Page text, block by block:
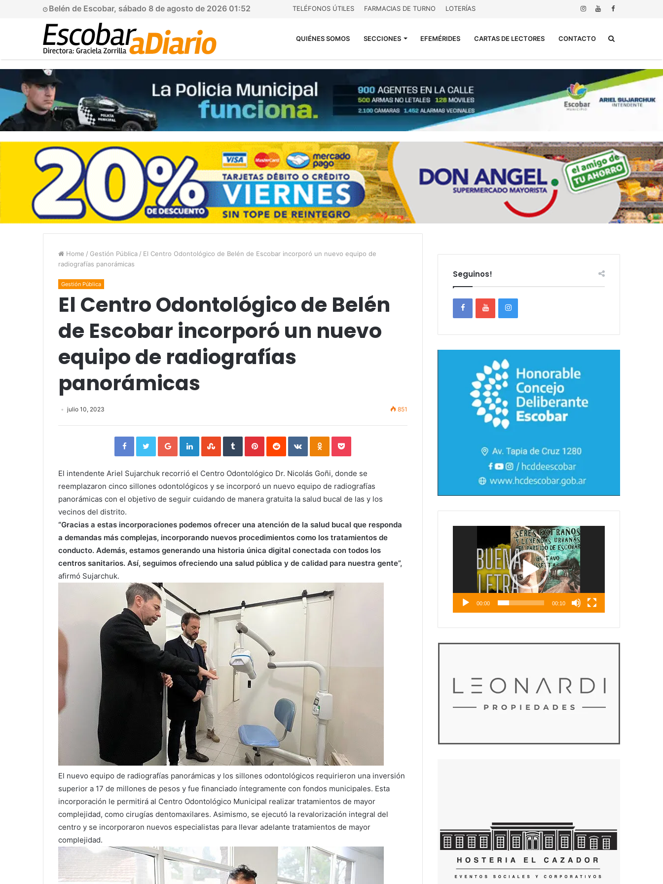
Belén de Escobar, sábado 8 de agosto de 2026 01:52 TELÉFONOS ÚTILES FARMACIAS DE TURNO LOTERÍAS
QUIÉNES SOMOS SECCIONES EFEMÉRIDES CARTAS DE LECTORES CONTACTO
Home / Gestión Pública / El Centro Odontológico de Belén de Escobar incorporó un nuevo equipo de
radiografías panorámicas
Gestión Pública
El Centro Odontológico de Belén
de Escobar incorporó un nuevo
equipo de radiografías
panorámicas
julio 10, 2023 851
FacebookTwitterGoogle+LinkedInStumbleUpon
TumblrPinterestReddit VKontakteOdnoklassniki
Pocket
El intendente Ariel Sujarchuk recorrió el Centro Odontológico Dr. Nicolás Goñi, donde se
reemplazaron cinco sillones odontológicos y se incorporó un nuevo equipo de radiografías
panorámicas con el objetivo de seguir cuidando de manera gratuita la salud bucal de las y los
vecinos del distrito.
“Gracias a estas incorporaciones podemos ofrecer una atención de la salud bucal que responda
a demandas más complejas, incorporando nuevos procedimientos como los tratamientos de
conducto. Además, estamos generando una historia única digital conectada con todos los
centros sanitarios. Así, seguimos ofreciendo una salud pública y de calidad para nuestra gente”,
afirmó Sujarchuk.
El nuevo equipo de radiografías panorámicas y los sillones odontológicos requirieron una inversión
superior a 17 de millones de pesos y fue financiado íntegramente con fondos municipales. Esta
incorporación le permitirá al Centro Odontológico Municipal realizar tratamientos de mayor
complejidad, como cirugías dentomaxilares. Asimismo, se ejecutó la revalorización integral del
centro y se incorporaron nuevos especialistas para llevar adelante tratamientos de mayor
complejidad.
Seguinos!
00:00 00:10